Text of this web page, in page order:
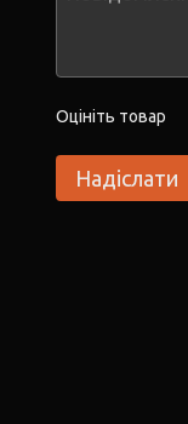
Оцініть товар
Надіслати